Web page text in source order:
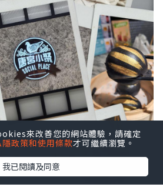
來改善您的網站體驗，請確定
隱政策和使用條款才可繼續瀏覽。
我已閱讀及同意